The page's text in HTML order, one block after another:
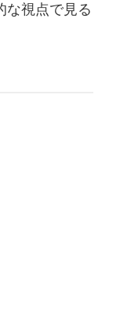
な視点で見る